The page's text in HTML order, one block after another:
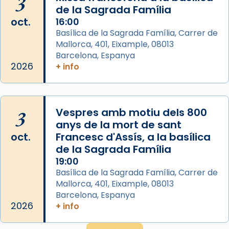
Arquebisbat de Barcelona
2 weeks ago
Jaume, fill de Zebedeu, és juntament amb el
seu germà Joan i Pere un dels que
acompanyava més de prop Jesús.
Herodes Agripa (vers l'any 44).
Patró de Galícia, després de les invasions
musulmanes fou venerat com a patró dels
Regnes castellans i més tard de tota
El seu sepulcre a Compostela fou un gran
centre de peregrinacions medievals de tot
oct.
2026
de la Sagrada Família
16:00
Basílica de la Sagrada Família, Carrer de
Mallorca, 401, Eixample, 08013
Barcelona, Espanya
+ info
3
oct.
2026
Vespres amb motiu dels 800
anys de la mort de sant
Francesc d'Assís, a la basílica
de la Sagrada Família
19:00
Basílica de la Sagrada Família, Carrer de
Mallorca, 401, Eixample, 08013
Barcelona, Espanya
+ info